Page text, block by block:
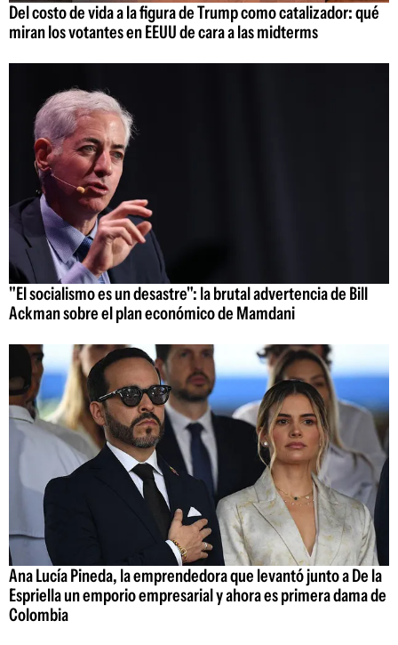
Del costo de vida a la figura de Trump como catalizador: qué
miran los votantes en EEUU de cara a las midterms
"El socialismo es un desastre": la brutal advertencia de Bill
Ackman sobre el plan económico de Mamdani
Ana Lucía Pineda, la emprendedora que levantó junto a De la
Espriella un emporio empresarial y ahora es primera dama de
Colombia